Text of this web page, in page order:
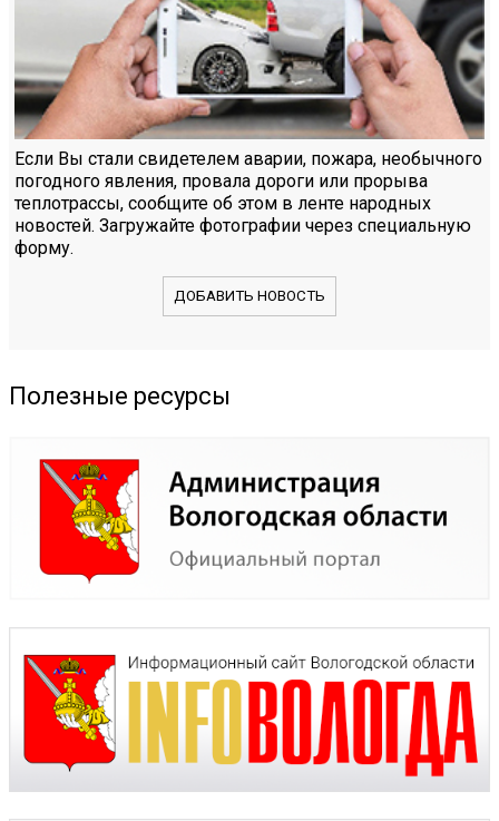
Если Вы стали свидетелем аварии, пожара, необычного
погодного явления, провала дороги или прорыва
теплотрассы, сообщите об этом в ленте народных
новостей. Загружайте фотографии через специальную
форму.
ДОБАВИТЬ НОВОСТЬ
Полезные ресурсы